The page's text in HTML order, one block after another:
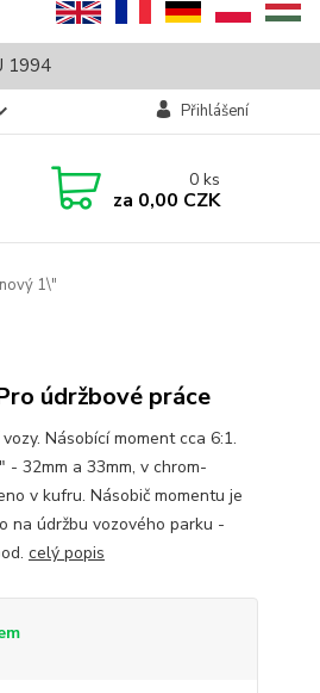
1994
Přihlášení
0 ks
za 0,00 CZK
1\"
údržbové práce
Násobící moment cca 6:1.
32mm a 33mm, v chrom-
v kufru. Násobič momentu je
na údržbu vozového parku -
celý popis